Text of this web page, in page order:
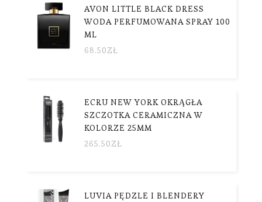
AVON LITTLE BLACK DRESS
WODA PERFUMOWANA SPRAY 100
ML
68.50ZŁ
ECRU NEW YORK OKRĄGŁA
SZCZOTKA CERAMICZNA W
KOLORZE 25MM
265.50ZŁ
LUVIA PĘDZLE I BLENDERY